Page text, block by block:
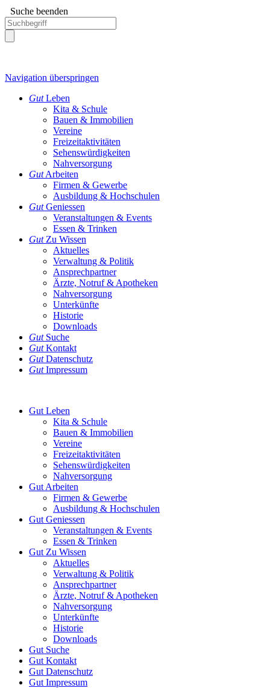
Suche beenden
Navigation überspringen
GutLeben
Kita & Schule
Bauen & Immobilien
Vereine
Freizeitaktivitäten
Sehenswürdigkeiten
Nahversorgung
GutArbeiten
Firmen & Gewerbe
Ausbildung & Hochschulen
GutGeniessen
Veranstaltungen & Events
Essen & Trinken
GutZu Wissen
Aktuelles
Verwaltung & Politik
Ansprechpartner
Ärzte, Notruf & Apotheken
Nahversorgung
Unterkünfte
Historie
Downloads
GutSuche
GutKontakt
GutDatenschutz
GutImpressum
Gut Leben
Kita & Schule
Bauen & Immobilien
Vereine
Freizeitaktivitäten
Sehenswürdigkeiten
Nahversorgung
Gut Arbeiten
Firmen & Gewerbe
Ausbildung & Hochschulen
Gut Geniessen
Veranstaltungen & Events
Essen & Trinken
Gut Zu Wissen
Aktuelles
Verwaltung & Politik
Ansprechpartner
Ärzte, Notruf & Apotheken
Nahversorgung
Unterkünfte
Historie
Downloads
Gut Suche
Gut Kontakt
Gut Datenschutz
Gut Impressum